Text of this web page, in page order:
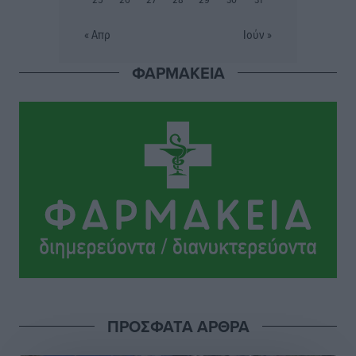
πριν 3 ώρες
Εθνική Παίδων: Ο Χριστοδούλου και η καλύτερη
Διαγόρας: Ανανέωσε ο Μιχάλης Χατζηγεωργίου
ΔΕΑΣ Δάφνη Ρόδου: Η Ευαγγελία Τετράδη στο
Αθλητικά• πριν 3 ώρες
« Απρ Ιούν »
ΦΑΡΜΑΚΕΙΑ
ΠΡΟΣΦΑΤΑ ΑΡΘΡΑ